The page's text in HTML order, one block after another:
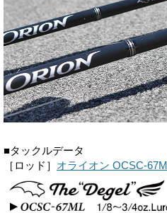
■タックルデータ
［ロッド］ オライオン OCSC-